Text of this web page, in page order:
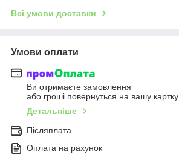
Всі умови доставки
Умови оплати
Ви отримаєте замовлення
або гроші повернуться на вашу картку
Детальніше
Післяплата
Оплата на рахунок